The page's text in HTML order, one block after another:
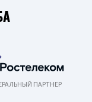
ПАРТНЕР